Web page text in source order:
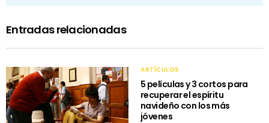
Entradas relacionadas
ARTÍCULOS
5 películas y 3 cortos para
recuperar el espíritu
navideño con los más
jóvenes